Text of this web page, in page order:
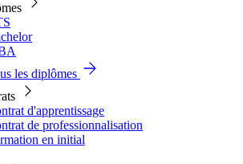
les diplômes
d'apprentissage
de professionnalisation
en initial